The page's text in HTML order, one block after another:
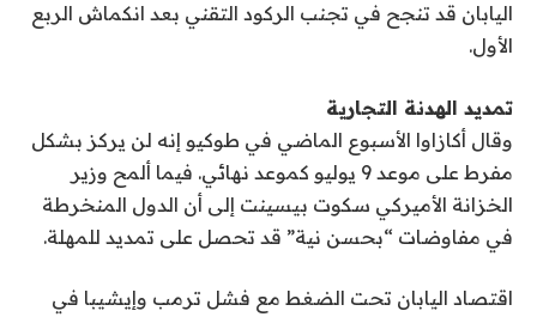
اليابان قد تنجح في تجنب الركود التقني بعد انكماش الربع
الأول.
تمديد الهدنة التجارية
وقال أكازاوا الأسبوع الماضي في طوكيو إنه لن يركز بشكل
مفرط على موعد 9 يوليو كموعد نهائي. فيما ألمح وزير
الخزانة الأميركي سكوت بيسينت إلى أن الدول المنخرطة
في مفاوضات “بحسن نية” قد تحصل على تمديد للمهلة.
اقتصاد اليابان تحت الضغط مع فشل ترمب وإيشيبا في